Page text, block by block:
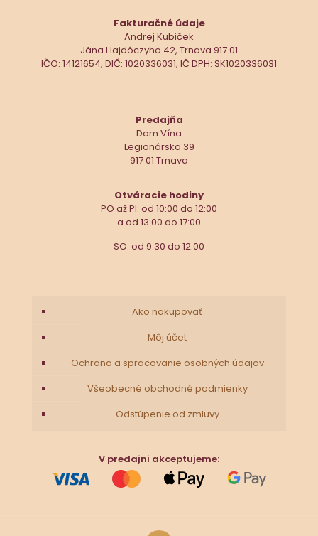
Fakturačné údaje
Andrej Kubiček
Jána Hajdóczyho 42, Trnava 917 01
IČO: 14121654, DIČ: 1020336031, IČ DPH: SK1020336031
Predajňa
Dom Vína
Legionárska 39
917 01 Trnava
Otváracie hodiny
PO až PI: od 10:00 do 12:00
a od 13:00 do 17:00
SO: od 9:30 do 12:00
Ako nakupovať
Môj účet
Ochrana a spracovanie osobných údajov
Všeobecné obchodné podmienky
Odstúpenie od zmluvy
V predajni akceptujeme: